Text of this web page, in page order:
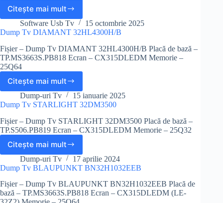
Citește mai mult
Software
Usb
Tv
TOUCH
VTTV
AND32
(TP.MT5510S.PB803)
Software Usb Tv
15 octombrie 2025
Dump Tv DIAMANT 32HL4300H/B
Fișier – Dump Tv DIAMANT 32HL4300H/B Placă de bază –
TP.MS3663S.PB818 Ecran – CX315DLEDM Memorie –
25Q64
Citește mai mult
Dump
Tv
DIAMANT
Dump-uri Tv
15 ianuarie 2025
Dump Tv STARLIGHT 32DM3500
Fișier – Dump Tv STARLIGHT 32DM3500 Placă de bază –
TP.S506.PB819 Ecran – CX315DLEDM Memorie – 25Q32
Citește mai mult
Dump
Tv
STARLIGHT
Dump-uri Tv
17 aprilie 2024
Dump Tv BLAUPUNKT BN32H1032EEB
Fișier – Dump Tv BLAUPUNKT BN32H1032EEB Placă de
bază – TP.MS3663S.PB818 Ecran – CX315DLEDM (LE-